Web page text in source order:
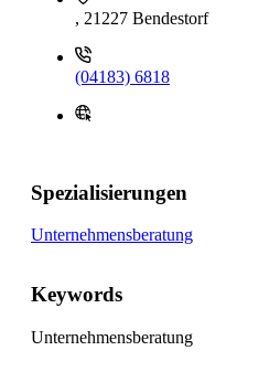
, 21227 Bendestorf
(04183) 6818
Spezialisierungen
Unternehmensberatung
Keywords
Unternehmensberatung